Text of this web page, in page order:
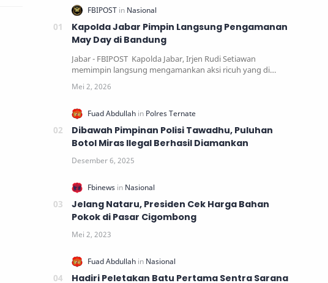
Kapolda Jabar Pimpin Langsung Pengamanan
May Day di Bandung
Jabar - FBIPOST Kapolda Jabar, Irjen Rudi Setiawan
memimpin langsung mengamankan aksi ricuh yang di…
Dibawah Pimpinan Polisi Tawadhu, Puluhan
Botol Miras Ilegal Berhasil Diamankan
Jelang Nataru, Presiden Cek Harga Bahan
Pokok di Pasar Cigombong
Hadiri Peletakan Batu Pertama Sentra Sarana